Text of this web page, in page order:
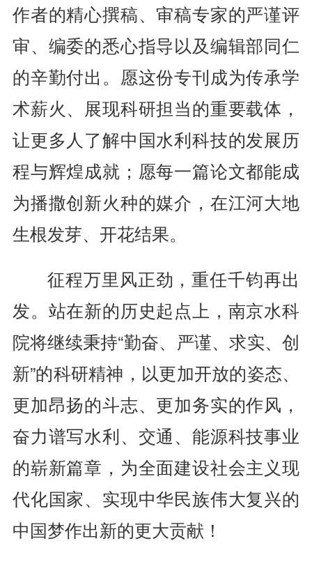
作者的精心撰稿、审稿专家的严谨评
审、编委的悉心指导以及编辑部同仁
的辛勤付出。愿这份专刊成为传承学
术薪火、展现科研担当的重要载体，
让更多人了解中国水利科技的发展历
程与辉煌成就；愿每一篇论文都能成
为播撒创新火种的媒介，在江河大地
生根发芽、开花结果。
征程万里风正劲，重任千钧再出
发。站在新的历史起点上，南京水科
院将继续秉持“勤奋、严谨、求实、创
新”的科研精神，以更加开放的姿态、
更加昂扬的斗志、更加务实的作风，
奋力谱写水利、交通、能源科技事业
的崭新篇章，为全面建设社会主义现
代化国家、实现中华民族伟大复兴的
中国梦作出新的更大贡献！